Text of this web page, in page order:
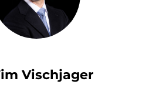
Vischjager